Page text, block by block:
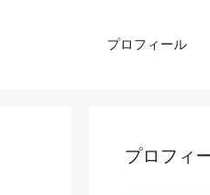
プロフィール
プロフィ